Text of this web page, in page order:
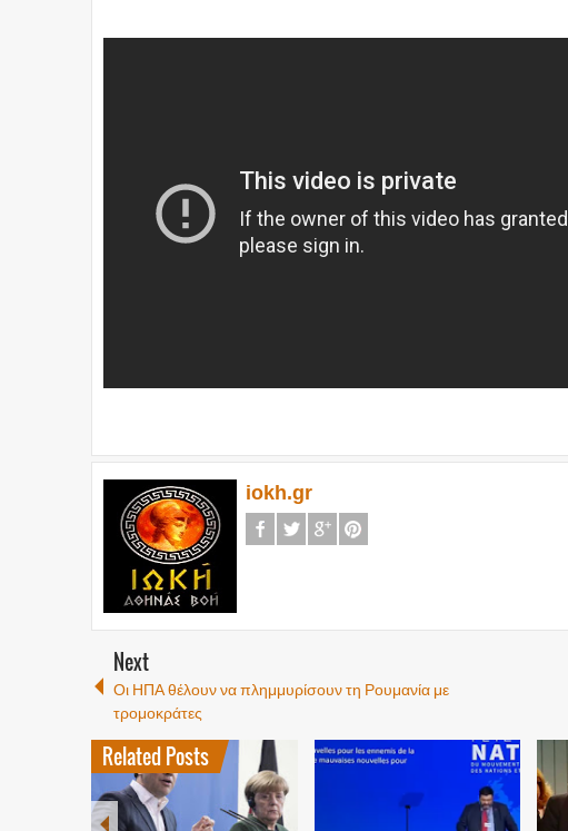
iokh.gr
Next
Οι ΗΠΑ θέλουν να πλημμυρίσουν τη Ρουμανία με
τρομοκράτες
Related Posts